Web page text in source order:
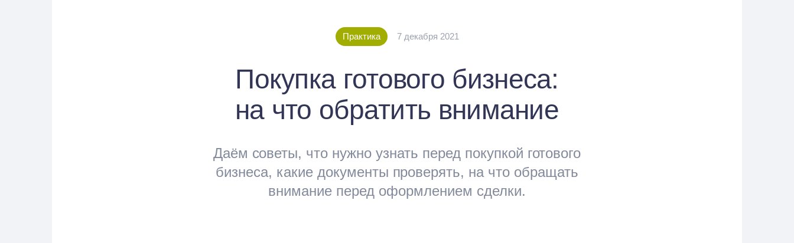
Практика 7 декабря 2021
Покупка готового бизнеса:
на что обратить внимание
Даём советы, что нужно узнать перед покупкой готового
бизнеса, какие документы проверять, на что обращать
внимание перед оформлением сделки.